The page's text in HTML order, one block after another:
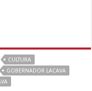
CULTURA
GOBERNADOR LACAVA